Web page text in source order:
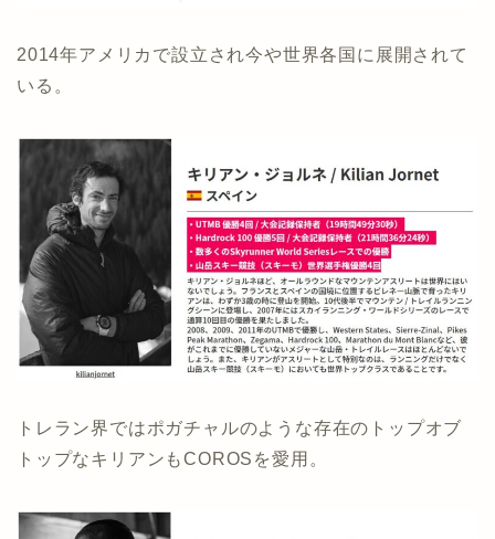
2014年アメリカで設立され今や世界各国に展開されて
いる。
トレラン界ではポガチャルのような存在のトップオブ
トップなキリアンもCOROSを愛用。